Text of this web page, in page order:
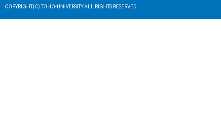
COPYRIGHT(C) TOHO-UNIVERSITY ALL RIGHTS RESERVED.